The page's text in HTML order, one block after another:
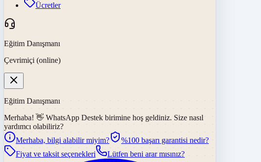
Ücretler
Eğitim Danışmanı
Çevrimiçi (online)
Eğitim Danışmanı
Merhaba! 👋 WhatsApp Destek birimine hoş geldiniz. Size nasıl
yardımcı olabiliriz?
Merhaba, bilgi alabilir miyim?
%100 başarı garantisi nedir?
Fiyat ve taksit seçenekleri
Lütfen beni arar mısınız?